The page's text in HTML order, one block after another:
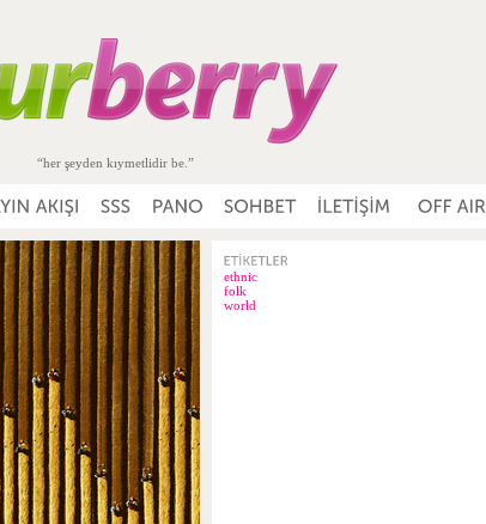
“her şeyden kıymetlidir be.”
ethnic
folk
world